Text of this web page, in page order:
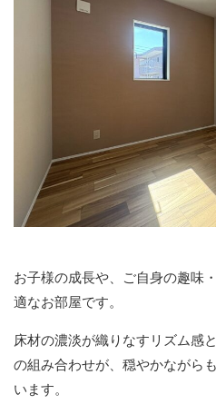
お子様の成⾧や、ご自身の趣味
適なお部屋です。
床材の濃淡が織りなすリズム感
の組み合わせが、穏やかながら
います。